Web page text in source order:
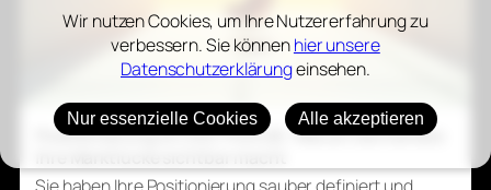
Positionierung im CEO-Porträt: Warum die Kamera
Wir nutzen Cookies, um Ihre Nutzererfahrung zu
verbessern. Sie könnenhier unsere
Datenschutzerklärungeinsehen.
Nur essenzielle Cookies Alle akzeptieren